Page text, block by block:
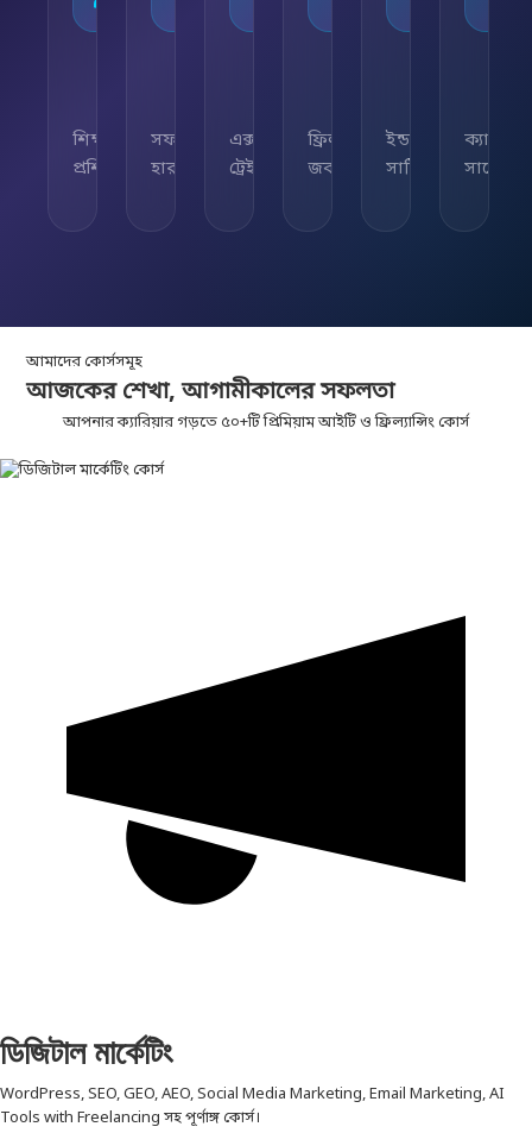
শিক্ষার্থী
প্রশিক্ষিত
সফলতার
হার
এক্সপার্ট
ট্রেইনার
ফ্রিল্যান্সিং
জব
ইন্ডাস্ট্রি
সার্টিফিকেট
ক্যারিয়ার
সাপোর্ট
আমাদের কোর্সসমূহ
আজকের শেখা,আগামীকালেরসফলতা
আপনার ক্যারিয়ার গড়তে ৫০+টি প্রিমিয়াম আইটি ও ফ্রিল্যান্সিং কোর্স
ডিজিটাল মার্কেটিং
WordPress, SEO, GEO, AEO, Social Media Marketing, Email Marketing, AI
Tools with Freelancing সহ পূর্ণাঙ্গ কোর্স।